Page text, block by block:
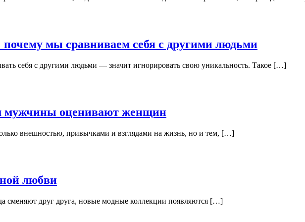
мы сравниваем себя с другими людьми
себя с другими людьми — значит игнорировать свою уникальность. Такое […]
мужчины оценивают женщин
внешностью, привычками и взглядами на жизнь, но и тем, […]
любви
сменяют друг друга, новые модные коллекции появляются […]